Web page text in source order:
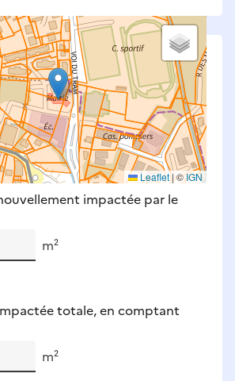
Leaflet|©IGN
surfaces aménagées par le projet
en compte : bâti, voirie,
et bassins — impacts
(travaux).
impactée par le
m²
totale, en comptant
m²